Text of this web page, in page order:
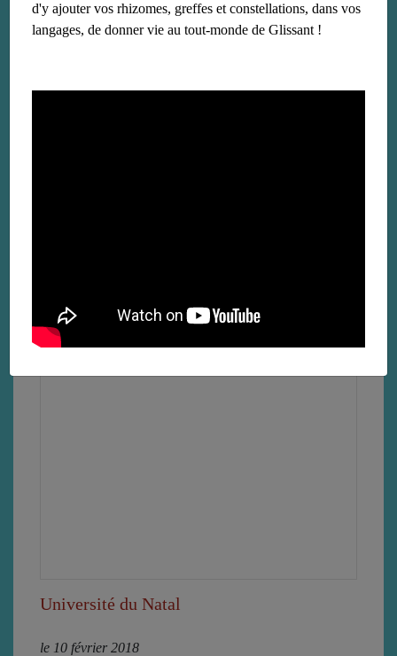
Université du Natal
le 10 février 2018
d'y ajouter vos rhizomes, greffes et constellations, dans vos
langages, de donner vie au tout-monde de Glissant !